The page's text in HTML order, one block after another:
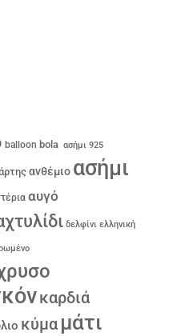
balloon bola ασήμι 925
ανθέμιο ασήμι
αυγό
δελφίνι ελληνική
καρδιά
κύμα μάτι